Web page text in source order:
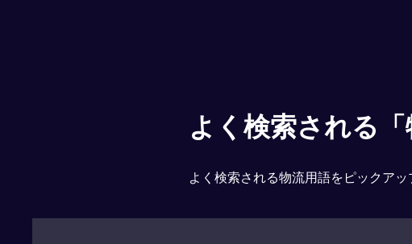
よく検索される「
よく検索される物流用語をピックアッ